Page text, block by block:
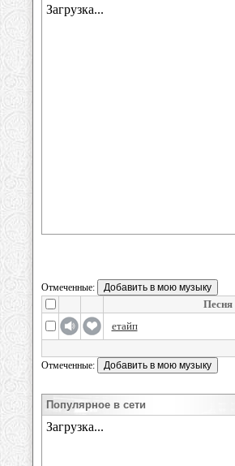
Отмеченные:
Песня
етайп
Отмеченные:
Популярное в сети